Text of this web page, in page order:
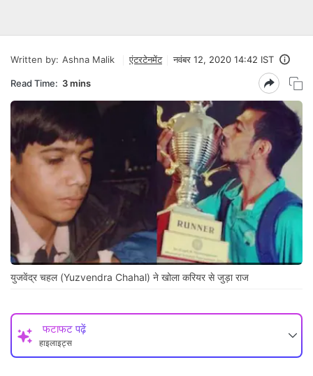
Written by: Ashna Malik एंटरटेनमेंट नवंबर 12, 2020 14:42 IST
Read Time: 3 mins
युजवेंद्र चहल (Yuzvendra Chahal) ने खोला करियर से जुड़ा राज
फटाफट पढ़ें
हाइलाइट्स